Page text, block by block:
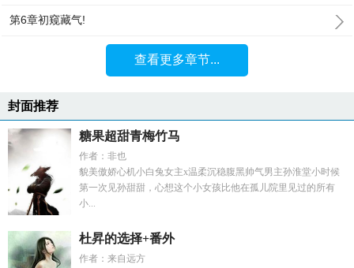
第6章初窥藏气!
查看更多章节...
封面推荐
糖果超甜青梅竹马
作者：非也
貌美傲娇心机小白兔女主x温柔沉稳腹黑帅气男主孙淮堂小时候
第一次见孙甜甜，心想这个小女孩比他在孤儿院里见过的所有
小...
杜昇的选择+番外
作者：来自远方